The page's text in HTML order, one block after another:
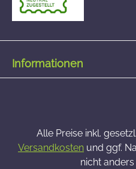
Informationen
Alle Preise inkl.
Versandkosten und ggf.
nicht